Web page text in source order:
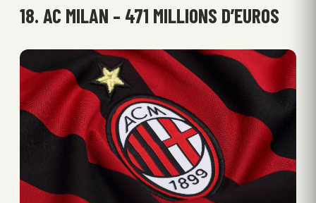
18. AC MILAN – 471 MILLIONS D’EUROS